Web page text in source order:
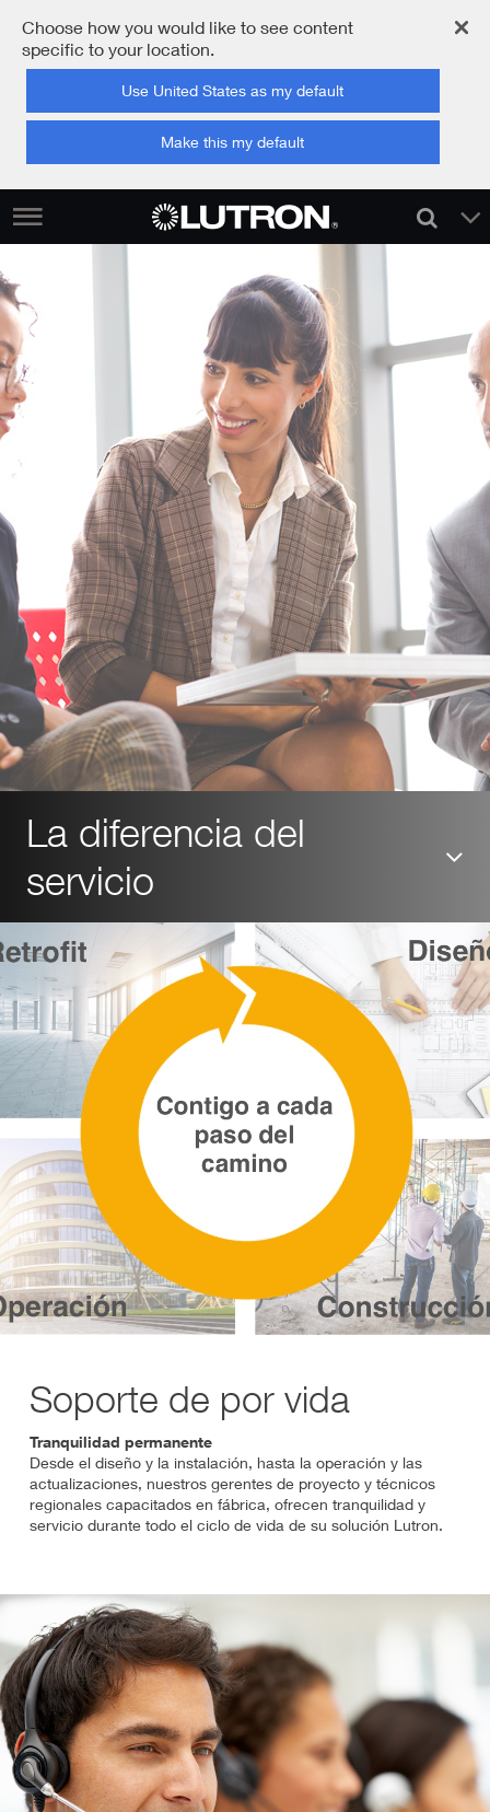
Choose how you would like to see content
specific to your location.
Use United States as my default
Make this my default
La diferencia del
servicio
Soporte de por vida
Tranquilidad permanente
Desde el diseño y la instalación, hasta la operación y las
actualizaciones, nuestros gerentes de proyecto y técnicos
regionales capacitados en fábrica, ofrecen tranquilidad y
servicio durante todo el ciclo de vida de su solución Lutron.